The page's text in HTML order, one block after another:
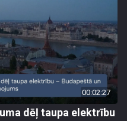
00:02:27
dēļ taupa elektrību